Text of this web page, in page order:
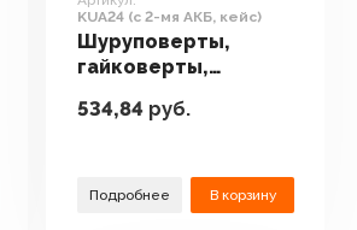
KUA24 (с 2-мя АКБ, кейс)
Шуруповерты,
гайковерты,
Kress KUA24 (с 2-мя
534,84 руб.
Подробнее В корзину